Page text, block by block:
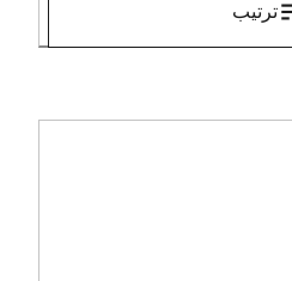
ترتيب